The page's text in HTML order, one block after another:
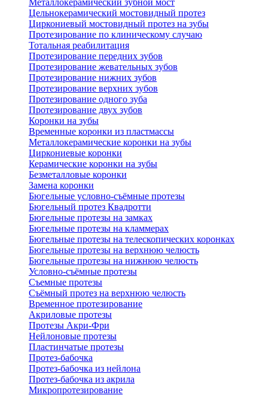
Металлокерамический зубной мост
Цельнокерамический мостовидный протез
Циркониевый мостовидный протез на зубы
Протезирование по клиническому случаю
Тотальная реабилитация
Протезирование передних зубов
Протезирование жевательных зубов
Протезирование нижних зубов
Протезирование верхних зубов
Протезирование одного зуба
Протезирование двух зубов
Коронки на зубы
Временные коронки из пластмассы
Металлокерамические коронки на зубы
Циркониевые коронки
Керамические коронки на зубы
Безметалловые коронки
Замена коронки
Бюгельные условно-съёмные протезы
Бюгельный протез Квадротти
Бюгельные протезы на замках
Бюгельные протезы на кламмерах
Бюгельные протезы на телескопических коронках
Бюгельные протезы на верхнюю челюсть
Бюгельные протезы на нижнюю челюсть
Условно-съёмные протезы
Съемные протезы
Съёмный протез на верхнюю челюсть
Временное протезирование
Акриловые протезы
Протезы Акри-Фри
Нейлоновые протезы
Пластинчатые протезы
Протез-бабочка
Протез-бабочка из нейлона
Протез-бабочка из акрила
Микропротезирование